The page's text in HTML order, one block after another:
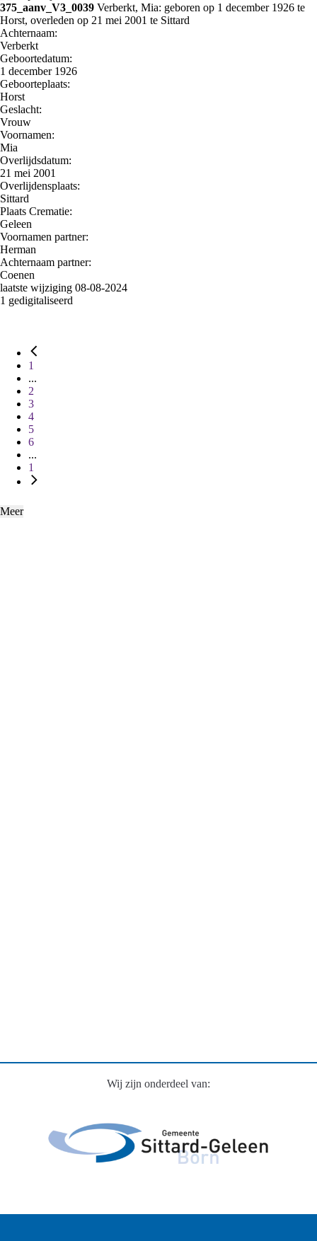
375_aanv_V3_0039 Verberkt, Mia: geboren op 1 december 1926 te
Horst, overleden op 21 mei 2001 te Sittard
Achternaam:
Verberkt
Geboortedatum:
1 december 1926
Geboorteplaats:
Horst
Geslacht:
Vrouw
Voornamen:
Mia
Overlijdsdatum:
21 mei 2001
Overlijdensplaats:
Sittard
Plaats Crematie:
Geleen
Voornamen partner:
Herman
Achternaam partner:
Coenen
laatste wijziging 08-08-2024
1 gedigitaliseerd
1
...
2
3
4
5
6
...
1
Meer
Wij zijn onderdeel van: